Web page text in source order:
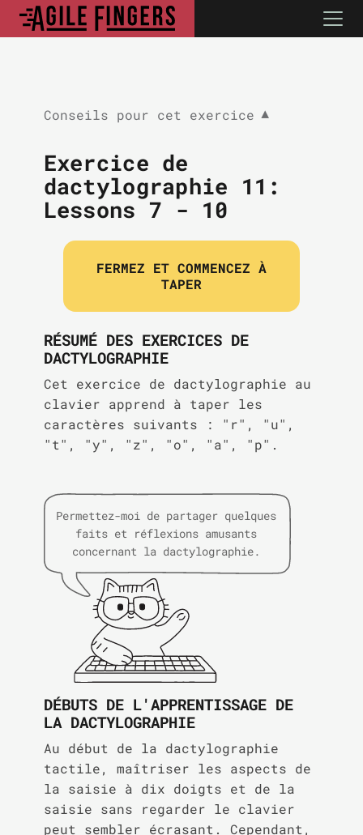
Conseils pour cet exercice ▼
Exercice de
dactylographie 11:
Lessons 7 - 10
FERMEZ ET COMMENCEZ À
TAPER
RÉSUMÉ DES EXERCICES DE
DACTYLOGRAPHIE
Cet exercice de dactylographie au
clavier apprend à taper les
caractères suivants : "r", "u",
"t", "y", "z", "o", "a", "p".
Permettez-moi de partager quelques
faits et réflexions amusants
concernant la dactylographie.
DÉBUTS DE L'APPRENTISSAGE DE
LA DACTYLOGRAPHIE
Au début de la dactylographie
tactile, maîtriser les aspects de
la saisie à dix doigts et de la
saisie sans regarder le clavier
peut sembler écrasant. Cependant,